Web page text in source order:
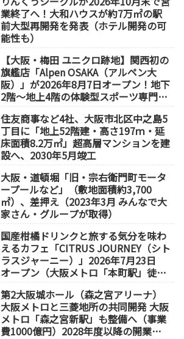
業終了へ！大和ハウスが約7万㎡の駅
前大型再開発を発表（ホテル開発の可
能性も）
【大阪・梅田 ユニクロ跡地】関西初の
旗艦店「Alpen OSAKA（アルペン大
阪）」が2026年8月7日オープン！地下
2階～地上4階の体験型スポーツ専門店
住友商事など4社、大阪市北区中之島5
丁目に「地上52階建・高さ197ｍ・延
床面積8.2万㎡」超高層マンションを建
設へ、2030年5月竣工
大阪・道頓堀「旧・宗右衛門町モータ
ープールなど」（敷地面積約3,700
㎡）、差押え（2023年3月 みんなで大
家さん・グループが取得）
国産柑橘ドリンクと旅する気分を味わ
えるカフェ「CITRUS JOURNEY（シト
ラスジャーニー）」2026年7月23日
オープン（大阪メトロ「本町駅」徒歩
第2大阪城ホール（森之宮アリーナ）
大阪メトロと三菱地所の共同開発 大阪
メトロ「森之宮新駅」も整備へ（事業
費1000億円）2028年度以降の開業